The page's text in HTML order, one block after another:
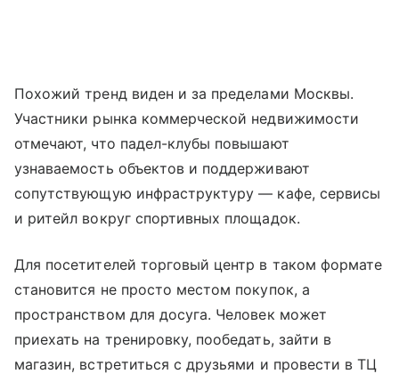
Похожий тренд виден и за пределами Москвы.
Участники рынка коммерческой недвижимости
отмечают, что падел-клубы повышают
узнаваемость объектов и поддерживают
сопутствующую инфраструктуру — кафе, сервисы
и ритейл вокруг спортивных площадок.
Для посетителей торговый центр в таком формате
становится не просто местом покупок, а
пространством для досуга. Человек может
приехать на тренировку, пообедать, зайти в
магазин, встретиться с друзьями и провести в ТЦ